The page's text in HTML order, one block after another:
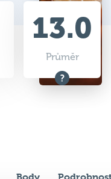
13.0
Průměr